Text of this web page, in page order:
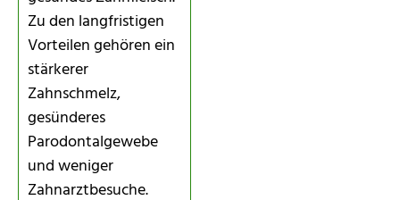
Zu den langfristigen
Vorteilen gehören ein
stärkerer
Zahnschmelz,
gesünderes
Parodontalgewebe
und weniger
Zahnarztbesuche.